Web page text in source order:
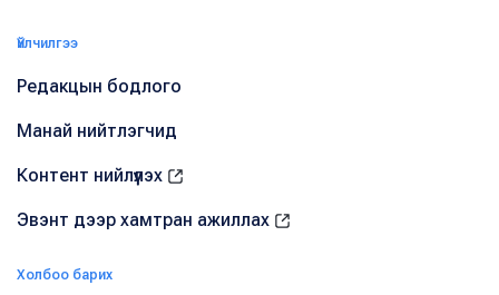
Үйлчилгээ
Редакцын бодлого
Манай нийтлэгчид
Контент нийлүүлэх
Эвэнт дээр хамтран ажиллах
Холбоо барих